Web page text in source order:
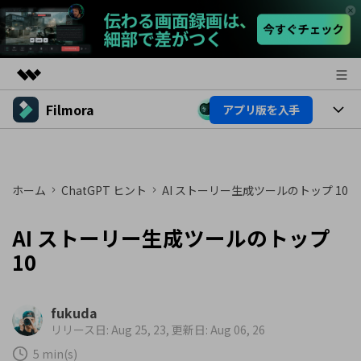
製品
企業情報
プラン＆価格
サポート
Filmora アプリ版を入手
プラットフォーム
AI機能
AI機能
AIヒント
活用法
Filmoraのユーザー層
ビデオソリューション
動画編集関連知識
動画編集のコツ
サポート
サポート
ホーム ChatGPT ヒント AI ストーリー生成ツールのトップ 10
AI ストーリー生成ツールのトップ
10
fukuda
リリース日: Aug 25, 23, 更新日: Aug 06, 26
5 min(s)